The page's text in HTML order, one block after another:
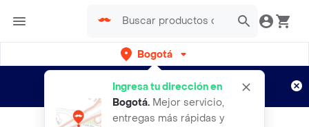
Bogotá
Ingresa tu dirección en
Bogotá. Mejor servicio,
entregas más rápidas y
envíos gratis por semanas
Aplican TyC